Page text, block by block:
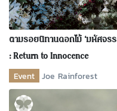
ตามรอยนิทานดอกไม้ ‘มหัศจ
: Return to Innocence
Event Joe Rainforest